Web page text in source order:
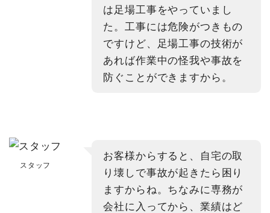
は足場工事をやっていまし
た。工事には危険がつきもの
ですけど、足場工事の技術が
あれば作業中の怪我や事故を
防ぐことができますから。
スタッフ
お客様からすると、自宅の取
り壊しで事故が起きたら困り
ますからね。ちなみに専務が
会社に入ってから、業績はど